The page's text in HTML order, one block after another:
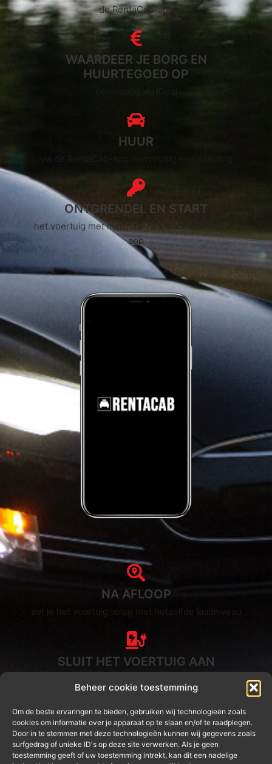
Beheer cookie toestemming
Om de beste ervaringen te bieden, gebruiken wij technologieën zoals
cookies om informatie over je apparaat op te slaan en/of te raadplegen.
Door in te stemmen met deze technologieën kunnen wij gegevens zoals
surfgedrag of unieke ID's op deze site verwerken. Als je geen
toestemming geeft of uw toestemming intrekt, kan dit een nadelige
de RentaCab-app
WAARDEER JE BORG EN
HUURTEGOED OP
HUUR
via de RentaCab-app eenvoudig een voertuig
ONTGRENDEL EN START
het voertuig met minimaal 75% laadniveau via de
app
NA AFLOOP
zet je het voertuig terug met hetzelfde laadniveau
SLUIT HET VOERTUIG AAN
BEËINDIG
de huurperiode in de app